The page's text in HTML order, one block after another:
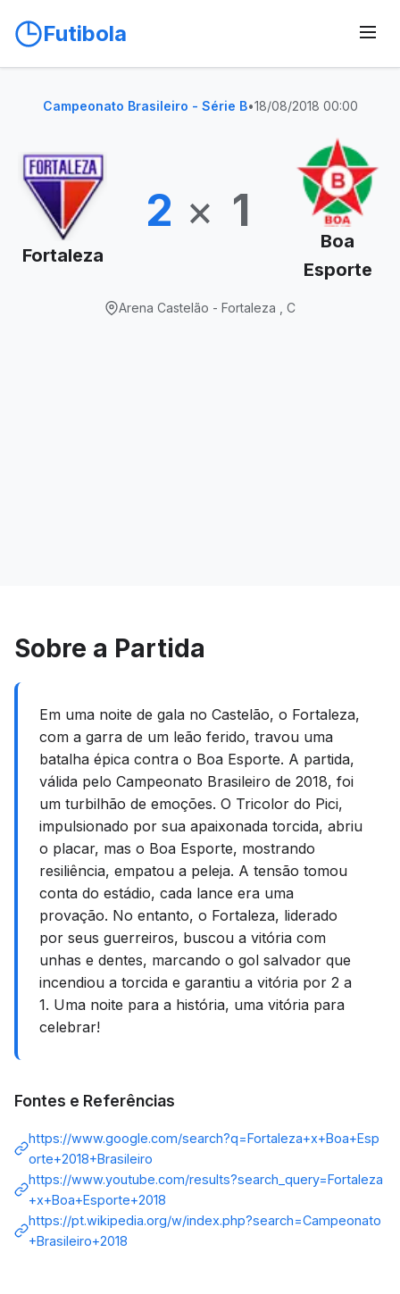
Futibola
Campeonato Brasileiro - Série B•18/08/2018 00:00
Fortaleza
2 × 1
Boa
Esporte
Arena Castelão - Fortaleza , C
Sobre a Partida
Em uma noite de gala no Castelão, o Fortaleza,
com a garra de um leão ferido, travou uma
batalha épica contra o Boa Esporte. A partida,
válida pelo Campeonato Brasileiro de 2018, foi
um turbilhão de emoções. O Tricolor do Pici,
impulsionado por sua apaixonada torcida, abriu
o placar, mas o Boa Esporte, mostrando
resiliência, empatou a peleja. A tensão tomou
conta do estádio, cada lance era uma
provação. No entanto, o Fortaleza, liderado
por seus guerreiros, buscou a vitória com
unhas e dentes, marcando o gol salvador que
incendiou a torcida e garantiu a vitória por 2 a
1. Uma noite para a história, uma vitória para
celebrar!
Fontes e Referências
https://www.google.com/search?q=Fortaleza+x+Boa+Esp
orte+2018+Brasileiro
https://www.youtube.com/results?search_query=Fortaleza
+x+Boa+Esporte+2018
https://pt.wikipedia.org/w/index.php?search=Campeonato
+Brasileiro+2018